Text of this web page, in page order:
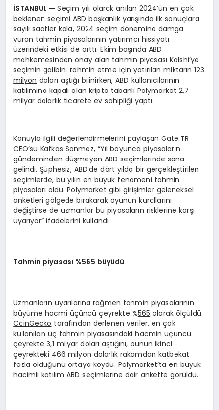
SAĞLIK
EĞITIM
İSTANBUL —Seçim yılı olarak anılan 2024’ün en çok
beklenen seçimi ABD başkanlık yarışında ilk sonuçlara
sayılı saatler kala, 2024 seçim dönemine damga
vuran tahmin piyasalarının yatırımcı hissiyatı
üzerindeki etkisi de arttı. Ekim başında ABD
mahkemesinden onay alan tahmin piyasası Kalshi’ye
seçimin galibini tahmin etme için yatırılan miktarın 123
milyon doları aştığı bilinirken, ABD kullanıcılarının
katılımına kapalı olan kripto tabanlı Polymarket 2,7
milyar dolarlık ticarete ev sahipliği yaptı.
Konuyla ilgili değerlendirmelerini paylaşan Gate.TR
CEO’su Kafkas Sönmez, “Yıl boyunca piyasaların
gündeminden düşmeyen ABD seçimlerinde sona
gelindi. Şüphesiz, ABD’de dört yılda bir gerçekleştirilen
seçimlerde, bu yılın en büyük fenomeni tahmin
piyasaları oldu. Polymarket gibi girişimler geleneksel
anketleri gölgede bırakarak oyunun kurallarını
değiştirse de uzmanlar bu piyasaların risklerine karşı
uyarıyor” ifadelerini kullandı.
Tahmin piyasası %565 büyüdü
Uzmanların uyarılarına rağmen tahmin piyasalarının
büyüme hacmi üçüncü çeyrekte %565 olarak ölçüldü.
CoinGecko tarafından derlenen veriler, en çok
kullanılan üç tahmin piyasasındaki hacmin üçüncü
çeyrekte 3,1 milyar doları aştığını, bunun ikinci
çeyrekteki 466 milyon dolarlık rakamdan katbekat
fazla olduğunu ortaya koydu. Polymarket’ta en büyük
hacimli katılım ABD seçimlerine dair ankette görüldü.